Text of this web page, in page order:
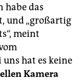
habe das
und „großartig
meint
uns hat es keine
Kamera